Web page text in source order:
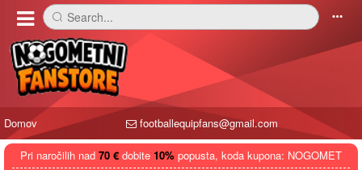
󰅼 Search... 󰄒
Domov footballequipfans@gmail.com
Pri naročilih nad 70 € dobite 10% popusta, koda kupona: NOGOMET